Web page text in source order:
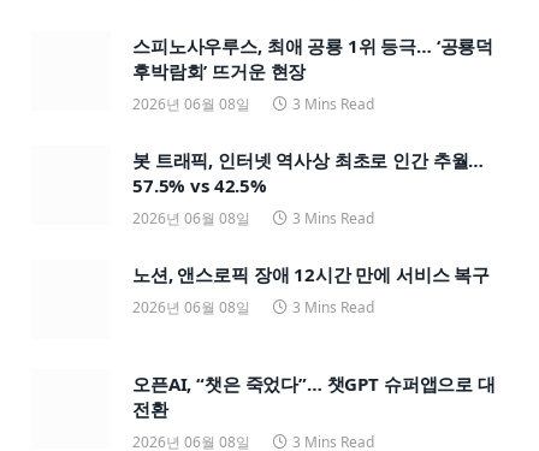
스피노사우루스, 최애 공룡 1위 등극… ‘공룡덕
후박람회’ 뜨거운 현장
2026년 06월 08일 3 Mins Read
봇 트래픽, 인터넷 역사상 최초로 인간 추월…
57.5% vs 42.5%
2026년 06월 08일 3 Mins Read
노션, 앤스로픽 장애 12시간 만에 서비스 복구
2026년 06월 08일 3 Mins Read
오픈AI, “챗은 죽었다”… 챗GPT 슈퍼앱으로 대
전환
2026년 06월 08일 3 Mins Read